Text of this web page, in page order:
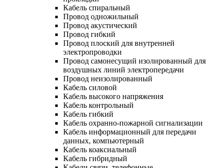
Кабель спиральный
Провод одножильный
Провод акустический
Провод гибкий
Провод плоский для внутренней
электропроводки
Провод самонесущий изолированный для
воздушных линий электропередачи
Провод неизолированный
Кабель силовой
Кабель высокого напряжения
Кабель контрольный
Кабель гибкий
Кабель охранно-пожарной сигнализации
Кабель информационный для передачи
данных, компьютерный
Кабель коаксиальный
Кабель гибридный